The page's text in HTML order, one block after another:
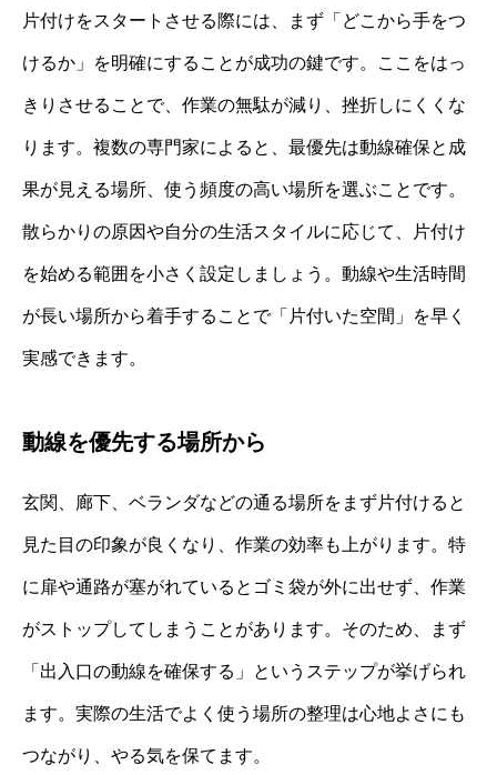
片付けをスタートさせる際には、まず「どこから手をつ
けるか」を明確にすることが成功の鍵です。ここをはっ
きりさせることで、作業の無駄が減り、挫折しにくくな
ります。複数の専門家によると、最優先は動線確保と成
果が見える場所、使う頻度の高い場所を選ぶことです。
散らかりの原因や自分の生活スタイルに応じて、片付け
を始める範囲を小さく設定しましょう。動線や生活時間
が長い場所から着手することで「片付いた空間」を早く
実感できます。
動線を優先する場所から
玄関、廊下、ベランダなどの通る場所をまず片付けると
見た目の印象が良くなり、作業の効率も上がります。特
に扉や通路が塞がれているとゴミ袋が外に出せず、作業
がストップしてしまうことがあります。そのため、まず
「出入口の動線を確保する」というステップが挙げられ
ます。実際の生活でよく使う場所の整理は心地よさにも
つながり、やる気を保てます。